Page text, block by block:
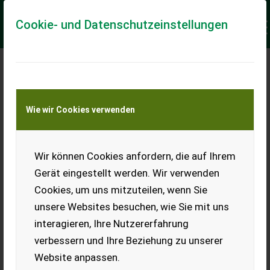
Cookie- und Datenschutzeinstellungen
Wie wir Cookies verwenden
Wir können Cookies anfordern, die auf Ihrem
Gerät eingestellt werden. Wir verwenden
Cookies, um uns mitzuteilen, wenn Sie
unsere Websites besuchen, wie Sie mit uns
interagieren, Ihre Nutzererfahrung
verbessern und Ihre Beziehung zu unserer
Website anpassen.
Meine Transportkostenanfrage
Transport von Land- und Baumaschinen –
KEINE Tiertransporte
Ladeort
Ort